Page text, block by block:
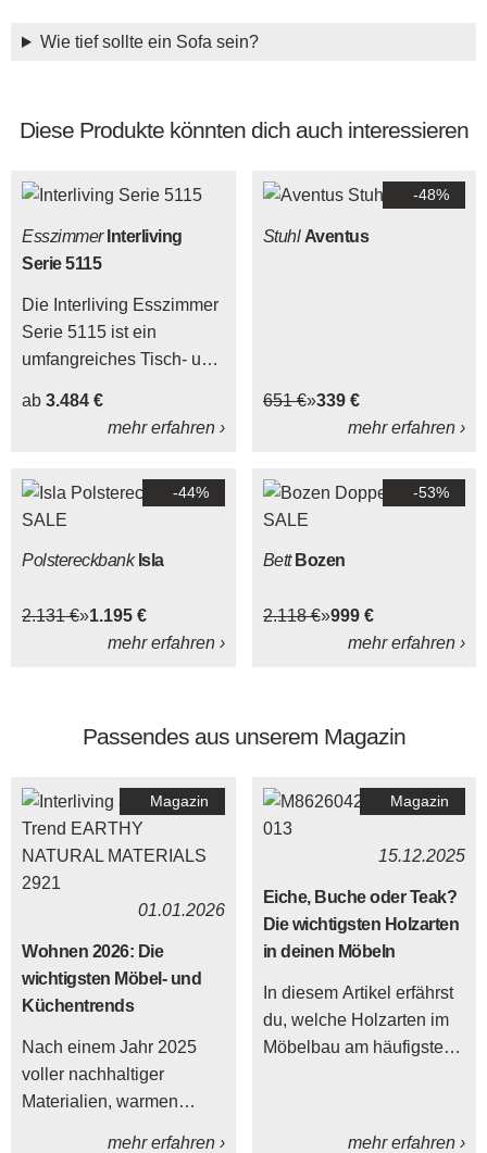
Wie tief sollte ein Sofa sein?
Diese Produkte könnten dich auch interessieren
Esszimmer Interliving
Serie 5115
Die Interliving Esszimmer
Serie 5115 ist ein
umfangreiches Tisch- und
der Tisch und die
Sitzmöbel ganz nach dem
eigenen Geschmack
ab 3.484 €
mehr erfahren ›
-48%
Stuhl Aventus
651 € 339 €
mehr erfahren ›
-44%
Polstereckbank Isla
2.131 € 1.195 €
mehr erfahren ›
-53%
Bett Bozen
2.118 € 999 €
mehr erfahren ›
Passendes aus unserem Magazin
Magazin
01.01.2026
Wohnen 2026: Die
wichtigsten Möbel- und
Küchentrends
Nach einem Jahr 2025
voller nachhaltiger
Materialien, warmen
mehr erfahren ›
Magazin
15.12.2025
Eiche, Buche oder Teak?
Die wichtigsten Holzarten
in deinen Möbeln
In diesem Artikel erfährst
du, welche Holzarten im
Möbelbau am häufigsten
mehr erfahren ›